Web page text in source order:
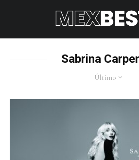
Sabrina
Último